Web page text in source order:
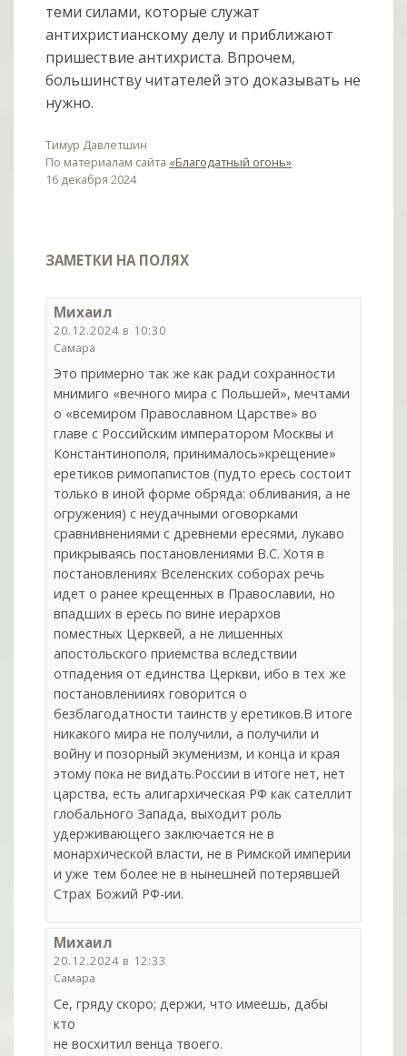
теми силами, которые служат
антихристианскому делу и приближают
пришествие антихриста. Впрочем,
большинству читателей это доказывать не
нужно.
Тимур Давлетшин
По материалам сайта «Благодатный огонь»
16 декабря 2024
ЗАМЕТКИ НА ПОЛЯХ
Михаил
20.12.2024 в 10:30
Самара
Это примерно так же как ради сохранности
мнимиго «вечного мира с Польшей», мечтами
о «всемиром Православном Царстве» во
главе с Российским императором Москвы и
Константинополя, принималось»крещение»
еретиков римопапистов (пудто ересь состоит
только в иной форме обряда: обливания, а не
огружения) с неудачными оговорками
сравнивнениями с древнеми ересями, лукаво
прикрываясь постановлениями В.С. Хотя в
постановлениях Вселенских соборах речь
идет о ранее крещенных в Православии, но
впадших в ересь по вине иерархов
поместных Церквей, а не лишенных
апостольского приемства вследствии
отпадения от единства Церкви, ибо в тех же
постановленииях говорится о
безблагодатности таинств у еретиков.В итоге
никакого мира не получили, а получили и
войну и позорный экуменизм, и конца и края
этому пока не видать.России в итоге нет, нет
царства, есть алигархическая РФ как сателлит
глобального Запада, выходит роль
удерживающего заключается не в
монархической власти, не в Римской империи
и уже тем более не в нынешней потерявшей
Страх Божий РФ-ии.
Михаил
20.12.2024 в 12:33
Самара
Се, гряду скоро; держи, что имеешь, дабы
кто
не восхитил венца твоего.